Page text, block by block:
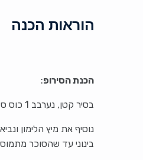
הוראות הכנה
הכנת הסירופ:
בסיר קטן, נערבב 1 כוס סוכר ו-1/2 כוס מים.
נוסיף את מיץ הלימון
בינוני עד שהסוכר